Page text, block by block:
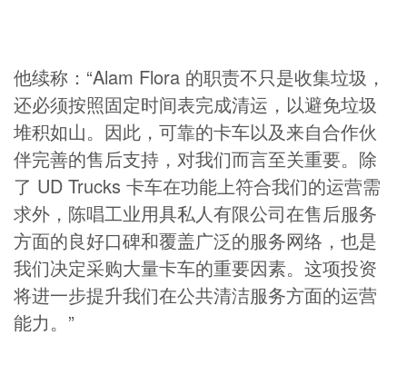
他续称：“Alam Flora 的职责不只是收集垃圾，
还必须按照固定时间表完成清运，以避免垃圾
堆积如山。因此，可靠的卡车以及来自合作伙
伴完善的售后支持，对我们而言至关重要。除
了 UD Trucks 卡车在功能上符合我们的运营需
求外，陈唱工业用具私人有限公司在售后服务
方面的良好口碑和覆盖广泛的服务网络，也是
我们决定采购大量卡车的重要因素。这项投资
将进一步提升我们在公共清洁服务方面的运营
能力。”